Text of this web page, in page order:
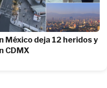
México deja 12 heridos y
CDMX